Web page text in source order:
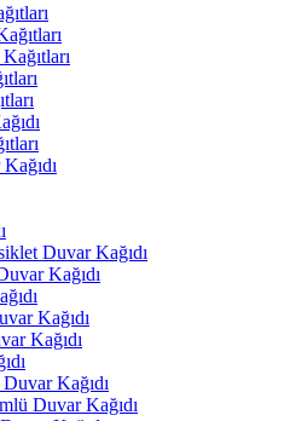
Duvar Kağıdı
Kağıdı
Kağıdı
Kağıdı
Kağıdı
Duvar Kağıdı